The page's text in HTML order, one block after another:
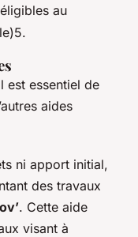
au
est essentiel de
aides
ni apport initial,
des travaux
. Cette aide
visant à